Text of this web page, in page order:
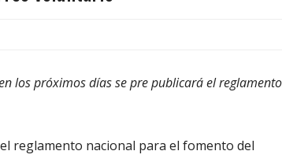
los próximos días se pre publicará el reglamento
reglamento nacional para el fomento del